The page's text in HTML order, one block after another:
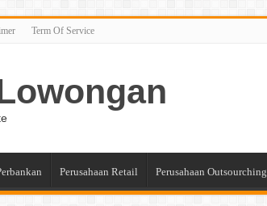
Term Of Service
Perusahaan Retail Perusahaan Outsourching